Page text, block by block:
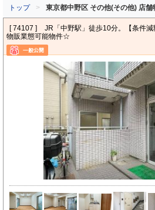
トップ 東京都中野区 その他(その他) 店舗
[ 74107 ]
JR「中野駅」徒歩10分。【条件
物販業態可能物件☆